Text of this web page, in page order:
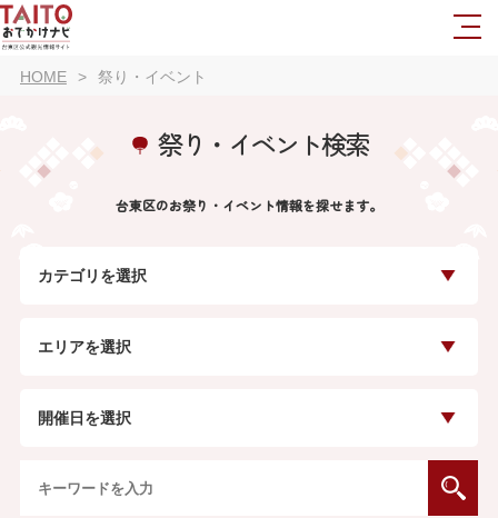
HOME 祭り・イベント
祭り・イベント検索
台東区のお祭り・イベント情報を探せます。
カテゴリを選択
エリアを選択
開催日を選択